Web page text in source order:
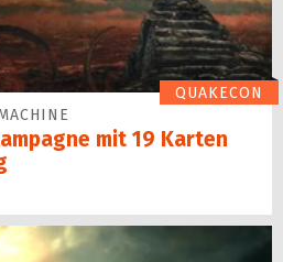
QUAKECON
mit 19 Karten